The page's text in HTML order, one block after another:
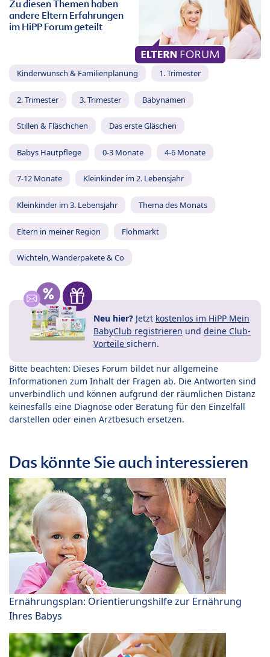
Zu diesen Themen haben
andere Eltern Erfahrungen
im HiPP Forum geteilt
Kinderwunsch & Familienplanung 1. Trimester
2. Trimester 3. Trimester Babynamen
Stillen & Fläschchen Das erste Gläschen
Babys Hautpflege 0-3 Monate 4-6 Monate
7-12 Monate Kleinkinder im 2. Lebensjahr
Kleinkinder im 3. Lebensjahr Thema des Monats
Eltern in meiner Region Flohmarkt
Wichteln, Wanderpakete & Co
Neu hier? Jetzt kostenlos im HiPP Mein
BabyClub registrieren und deine Club-
Vorteile sichern.
Bitte beachten: Dieses Forum bildet nur allgemeine
Informationen zum Inhalt der Fragen ab. Die Antworten sind
unverbindlich und können aufgrund der räumlichen Distanz
keinesfalls eine Diagnose oder Beratung für den Einzelfall
darstellen oder einen Arztbesuch ersetzen.
Das könnte Sie auch interessieren
Ernährungsplan: Orientierungshilfe zur Ernährung
Ihres Babys